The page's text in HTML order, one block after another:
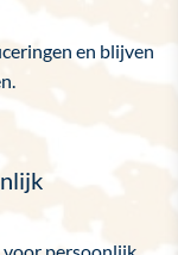
en blijven